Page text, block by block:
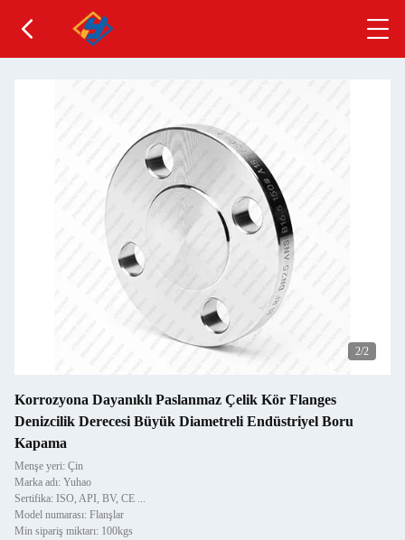
1/2
Korrozyona Dayanıklı Paslanmaz Çelik Kör Flanges
Denizcilik Derecesi Büyük Diametreli Endüstriyel Boru
Kapama
Menşe yeri: Çin
Marka adı: Yuhao
Sertifika: ISO, API, BV, CE ...
Model numarası: Flanşlar
Min sipariş miktarı: 100kgs